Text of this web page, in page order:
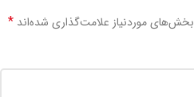
بخش‌های موردنیاز علامت‌گذاری شده‌اند *